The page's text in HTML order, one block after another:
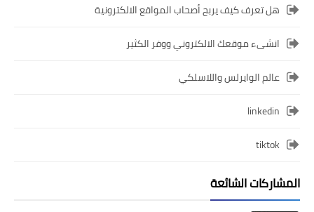
هل تعرف كيف يربح أصحاب المواقع الالكترونية
انشىء موقعك الالكتروني ووفر الكثير
عالم الوايرلس واللاسلكي
linkedin
tiktok
المشاركات الشائعة